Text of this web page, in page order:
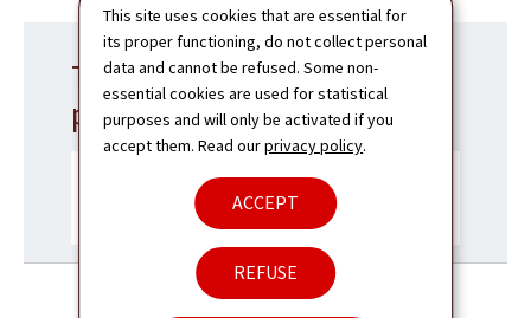
This site uses cookies that are essential for
its proper functioning, do not collect personal
data and cannot be refused. Some non-
essential cookies are used for statistical
purposes and will only be activated if you
accept them. Read ourprivacy policy.
ACCEPT
REFUSE
The Luxembourg sports
portal